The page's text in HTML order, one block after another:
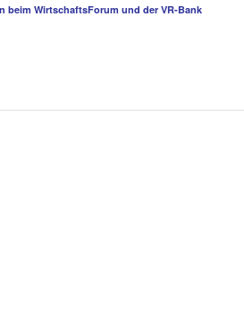
beim WirtschaftsForum und der VR-Bank